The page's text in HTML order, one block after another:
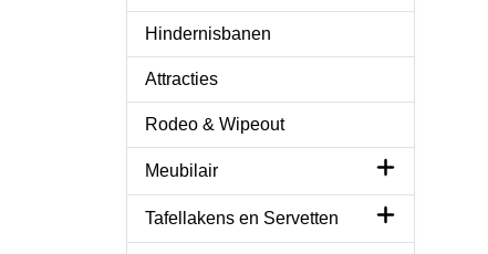
Hindernisbanen
Attracties
Rodeo & Wipeout
Meubilair
Tafellakens en Servetten